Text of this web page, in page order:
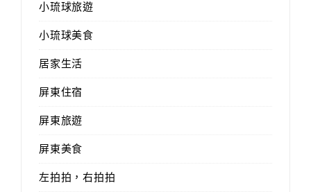
小琉球旅遊
小琉球美食
居家生活
屏東住宿
屏東旅遊
屏東美食
左拍拍，右拍拍